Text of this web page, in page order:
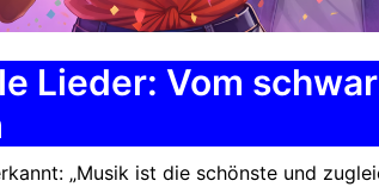
Lieder: Vom
„Musik ist die schönste und